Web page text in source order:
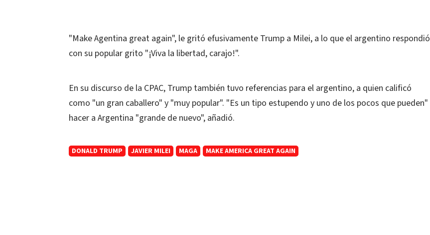
"Make Agentina great again", le gritó efusivamente Trump a Milei, a lo que el argentino respondió
con su popular grito "¡Viva la libertad, carajo!".
En su discurso de la CPAC, Trump también tuvo referencias para el argentino, a quien calificó
como "un gran caballero" y "muy popular". "Es un tipo estupendo y uno de los pocos que pueden"
hacer a Argentina "grande de nuevo", añadió.
DONALD TRUMP JAVIER MILEI MAGA MAKE AMERICA GREAT AGAIN